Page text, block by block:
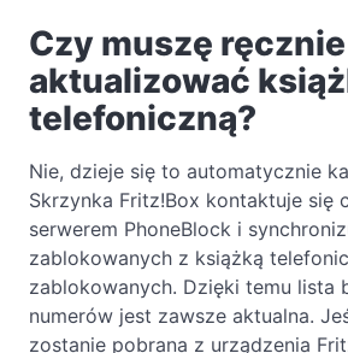
Czy muszę ręcznie
aktualizować
telefoniczną?
Nie, dzieje się to automatycznie
Skrzynka Fritz!Box kontaktuje się
serwerem PhoneBlock i
zablokowanych z książką
zablokowanych. Dzięki temu lista
numerów jest zawsze aktualna.
zostanie pobrana z urządzenia